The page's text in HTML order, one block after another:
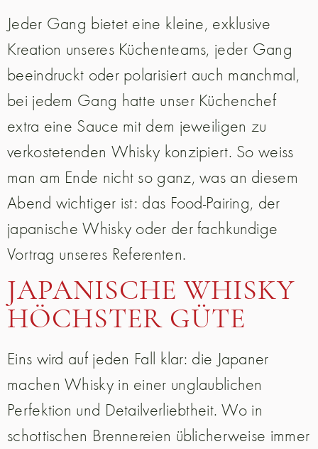
Jeder Gang bietet eine kleine, exklusive
Kreation unseres Küchenteams, jeder Gang
beeindruckt oder polarisiert auch manchmal,
bei jedem Gang hatte unser Küchenchef
extra eine Sauce mit dem jeweiligen zu
verkostetenden Whisky konzipiert. So weiss
man am Ende nicht so ganz, was an diesem
Abend wichtiger ist: das Food-Pairing, der
japanische Whisky oder der fachkundige
Vortrag unseres Referenten.
JAPANISCHE WHISKY
HÖCHSTER GÜTE
Eins wird auf jeden Fall klar: die Japaner
machen Whisky in einer unglaublichen
Perfektion und Detailverliebtheit. Wo in
schottischen Brennereien üblicherweise immer